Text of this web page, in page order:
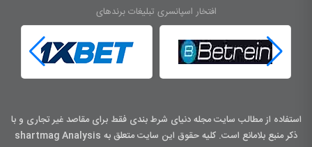
افتخار اسپانسری تبلیغات برندهای
استفاده از مطالب سایت مجله دنیای شرط بندی فقط برای مقاصد غیر تجاری و با
ذکر منبع بلامانع است. کليه حقوق اين سايت متعلق به shartmag Analysis